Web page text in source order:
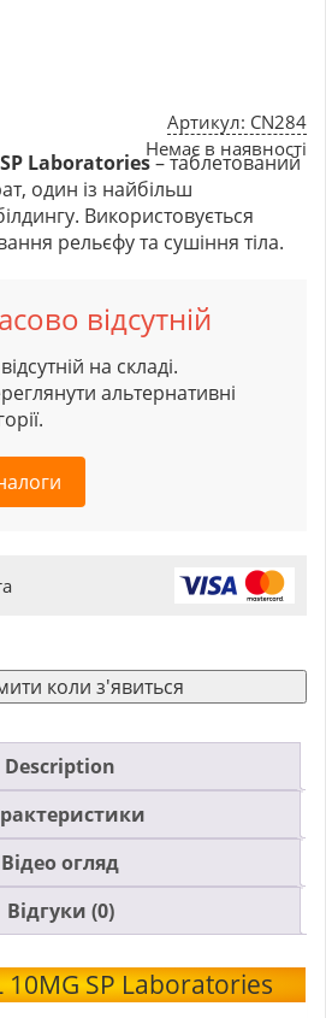
Артикул: CN284
Немає в наявності
Laboratories– таблетований
один із найбільш
Використовується
рельєфу та сушіння тіла.
відсутній
на складі.
альтернативні
коли з'явиться
Description
Відео огляд
Відгуки (0)
10MG SP Laboratories